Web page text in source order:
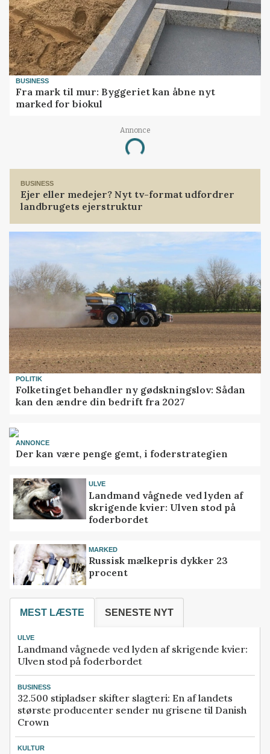
BUSINESS
Fra mark til mur: Byggeriet kan åbne nyt
marked for biokul
Annonce
Loading...
BUSINESS
Ejer eller medejer? Nyt tv-format udfordrer
landbrugets ejerstruktur
POLITIK
Folketinget behandler ny gødskningslov: Sådan
kan den ændre din bedrift fra 2027
ANNONCE
Der kan være penge gemt, i foderstrategien
ULVE
Landmand vågnede ved lyden af
skrigende kvier: Ulven stod på
foderbordet
MARKED
Russisk mælkepris dykker 23
procent
MEST LÆSTE SENESTE NYT
ULVE
Landmand vågnede ved lyden af skrigende kvier:
Ulven stod på foderbordet
BUSINESS
32.500 stipladser skifter slagteri: En af landets
største producenter sender nu grisene til Danish
Crown
KULTUR